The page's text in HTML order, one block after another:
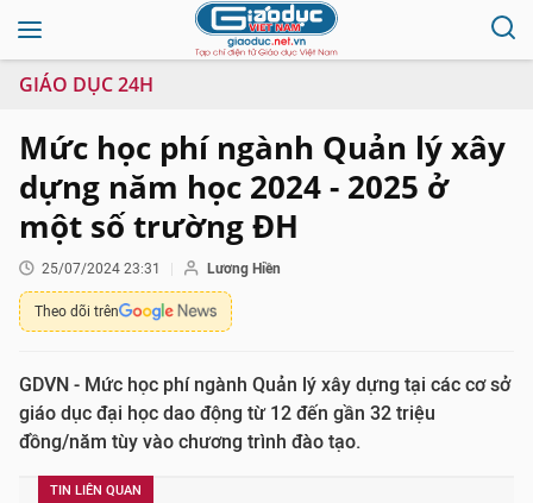
GIÁO DỤC 24H
Mức học phí ngành Quản lý xây
dựng năm học 2024 - 2025 ở
một số trường ĐH
25/07/2024 23:31 Lương Hiền
Theo dõi trên
GDVN - Mức học phí ngành Quản lý xây dựng tại các cơ sở
giáo dục đại học dao động từ 12 đến gần 32 triệu
đồng/năm tùy vào chương trình đào tạo.
TIN LIÊN QUAN